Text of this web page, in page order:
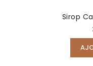
Sirop